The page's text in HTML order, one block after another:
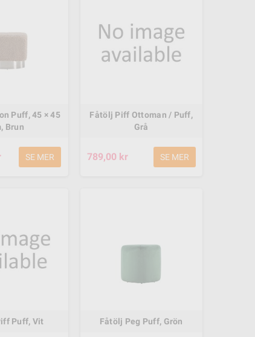
Puff, 45 × 45
Brun
SE MER
Fåtölj Piff Ottoman / Puff,
Grå
789,00 kr SE MER
Puff, Vit Fåtölj Peg Puff, Grön